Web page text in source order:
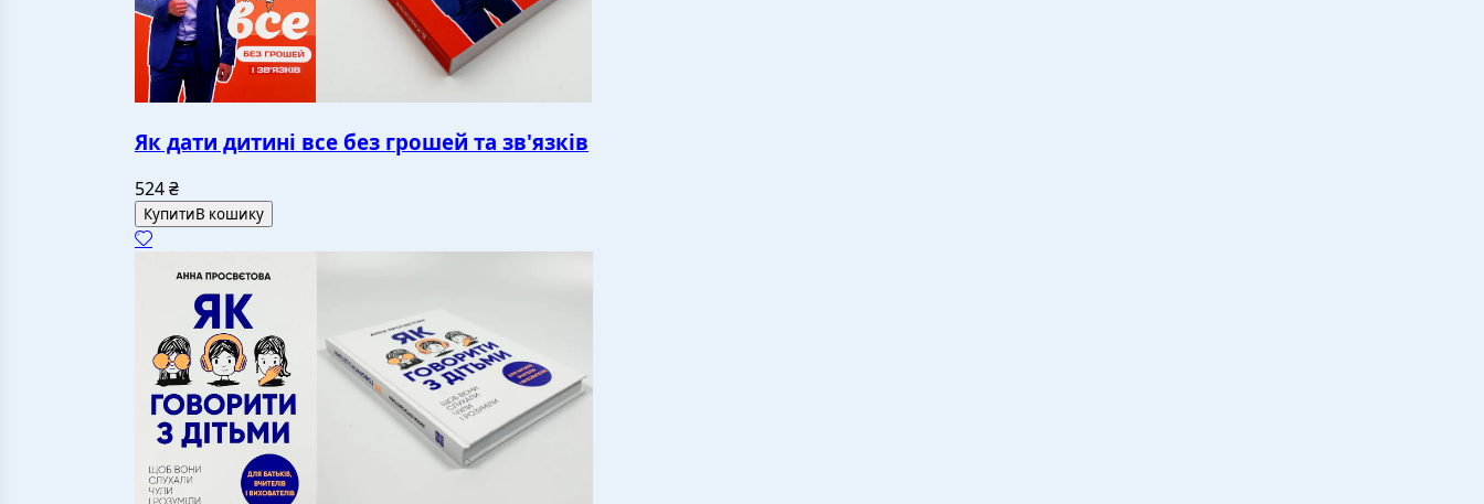
Як дати дитині все без грошей та зв'язків
524₴
КупитиВ кошику